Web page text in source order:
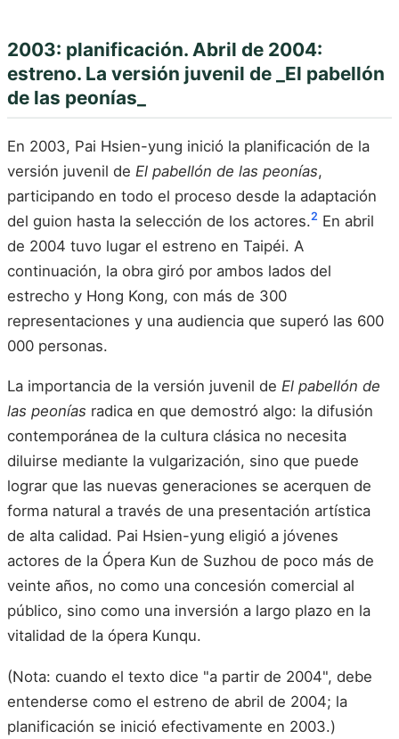
2003: planificación. Abril de 2004:
estreno. La versión juvenil de _El pabellón
de las peonías_
En 2003, Pai Hsien-yung inició la planificación de la
versión juvenil de El pabellón de las peonías,
participando en todo el proceso desde la adaptación
del guion hasta la selección de los actores.2 En abril
de 2004 tuvo lugar el estreno en Taipéi. A
continuación, la obra giró por ambos lados del
estrecho y Hong Kong, con más de 300
representaciones y una audiencia que superó las 600
000 personas.
La importancia de la versión juvenil de El pabellón de
las peonías radica en que demostró algo: la difusión
contemporánea de la cultura clásica no necesita
diluirse mediante la vulgarización, sino que puede
lograr que las nuevas generaciones se acerquen de
forma natural a través de una presentación artística
de alta calidad. Pai Hsien-yung eligió a jóvenes
actores de la Ópera Kun de Suzhou de poco más de
veinte años, no como una concesión comercial al
público, sino como una inversión a largo plazo en la
vitalidad de la ópera Kunqu.
(Nota: cuando el texto dice "a partir de 2004", debe
entenderse como el estreno de abril de 2004; la
planificación se inició efectivamente en 2003.)